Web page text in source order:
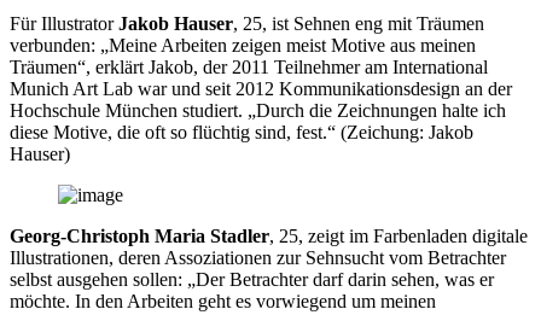
Für IllustratorJakob Hauser, 25, ist Sehnen eng mit Träumen
verbunden: „Meine Arbeiten zeigen meist Motive aus meinen
Träumen“, erklärt Jakob, der 2011 Teilnehmer am International
Munich Art Lab war und seit 2012 Kommunikationsdesign an der
Hochschule München studiert. „Durch die Zeichnungen halte ich
diese Motive, die oft so flüchtig sind, fest.“ (Zeichung: Jakob
Hauser)
Georg-Christoph Maria Stadler, 25, zeigt im Farbenladen digitale
Illustrationen, deren Assoziationen zur Sehnsucht vom Betrachter
selbst ausgehen sollen: „Der Betrachter darf darin sehen, was er
möchte. In den Arbeiten geht es vorwiegend um meinen